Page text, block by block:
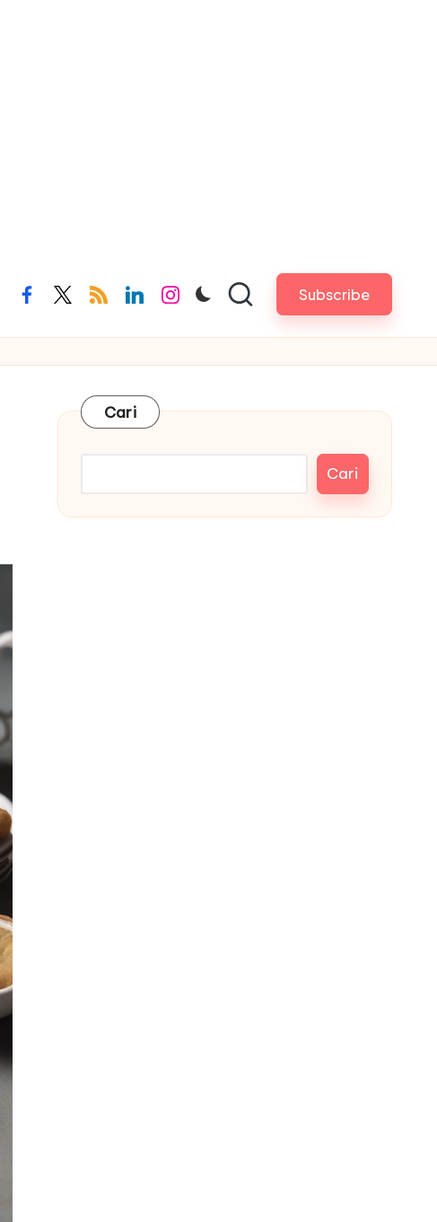
facebook.com
twitter.com
rss.comlinkedin.com
instagram.com Subscribe
Cari
Cari